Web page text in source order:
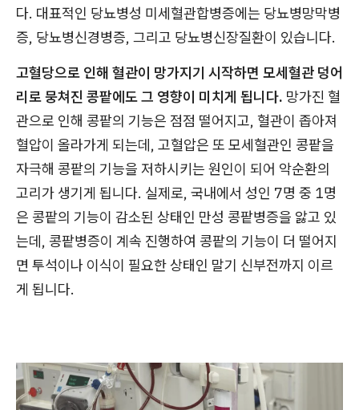
다. 대표적인 당뇨병성 미세혈관합병증에는 당뇨병망막병
증, 당뇨병신경병증, 그리고 당뇨병신장질환이 있습니다.
고혈당으로 인해 혈관이 망가지기 시작하면 모세혈관 덩어
리로 뭉쳐진 콩팥에도 그 영향이 미치게 됩니다. 망가진 혈
관으로 인해 콩팥의 기능은 점점 떨어지고, 혈관이 좁아져
혈압이 올라가게 되는데, 고혈압은 또 모세혈관인 콩팥을
자극해 콩팥의 기능을 저하시키는 원인이 되어 악순환의
고리가 생기게 됩니다. 실제로, 국내에서 성인 7명 중 1명
은 콩팥의 기능이 감소된 상태인 만성 콩팥병증을 앓고 있
는데, 콩팥병증이 계속 진행하여 콩팥의 기능이 더 떨어지
면 투석이나 이식이 필요한 상태인 말기 신부전까지 이르
게 됩니다.